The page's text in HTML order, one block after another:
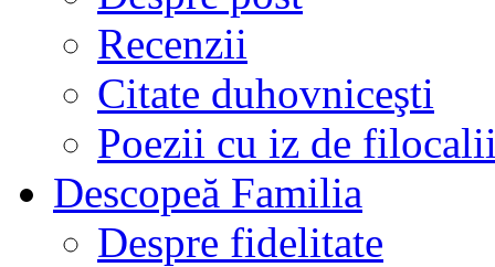
Recenzii
Citate duhovniceşti
Poezii cu iz de
Descopeă Familia
Despre fidelitate